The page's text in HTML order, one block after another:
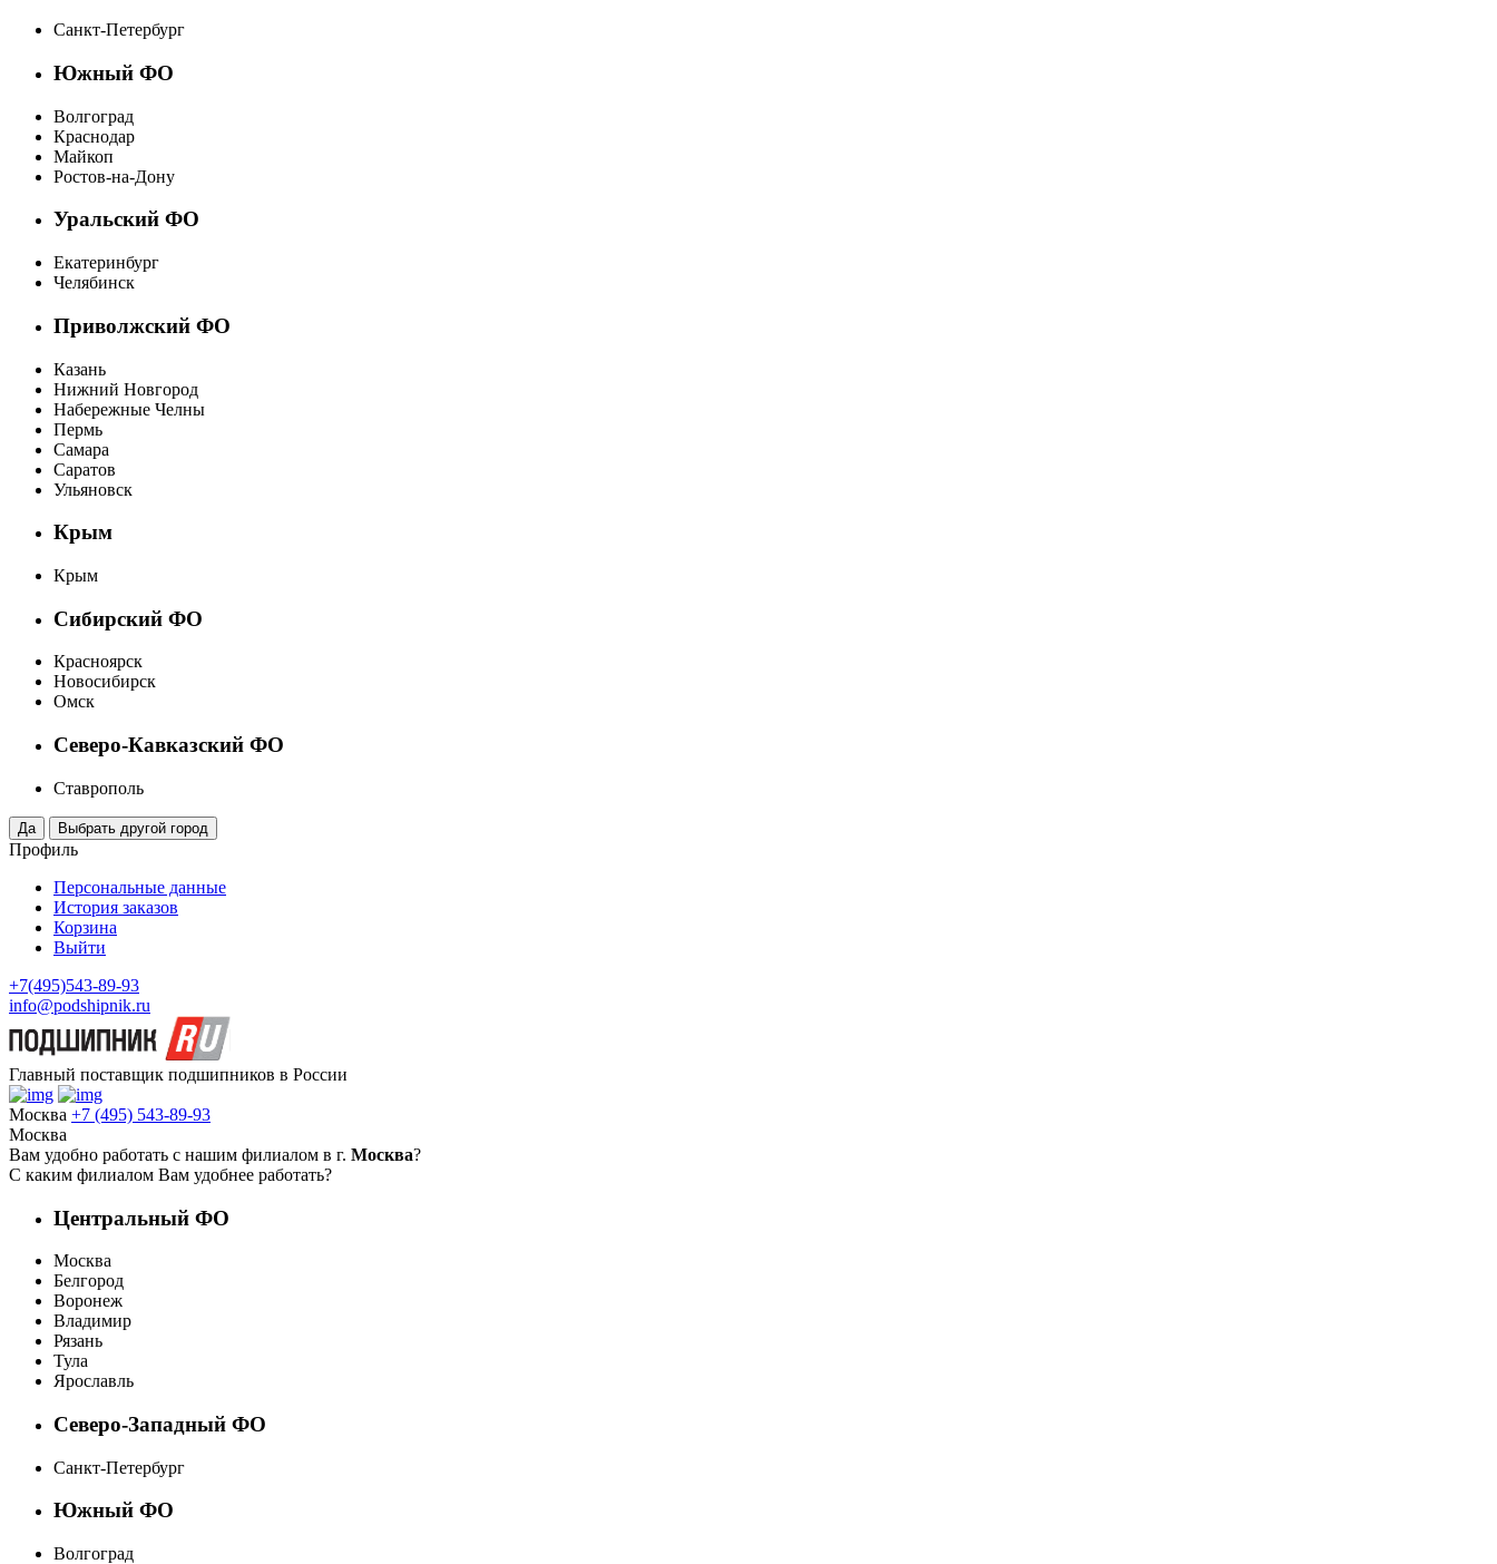
Санкт-Петербург
Южный ФО
Волгоград
Краснодар
Майкоп
Ростов-на-Дону
Уральский ФО
Екатеринбург
Челябинск
Приволжский ФО
Казань
Нижний Новгород
Набережные Челны
Пермь
Самара
Саратов
Ульяновск
Крым
Крым
Сибирский ФО
Красноярск
Новосибирск
Омск
Северо-Кавказский ФО
Ставрополь
Профиль
Персональные данные
История заказов
Корзина
Выйти
+7(495)543-89-93
info@podshipnik.ru
Главный поставщик подшипников в России
Москва +7 (495) 543-89-93
Москва
Вам удобно работать с нашим филиалом в г. Москва?
С каким филиалом Вам удобнее работать?
Центральный ФО
Москва
Белгород
Воронеж
Владимир
Рязань
Тула
Ярославль
Северо-Западный ФО
Санкт-Петербург
Южный ФО
Волгоград